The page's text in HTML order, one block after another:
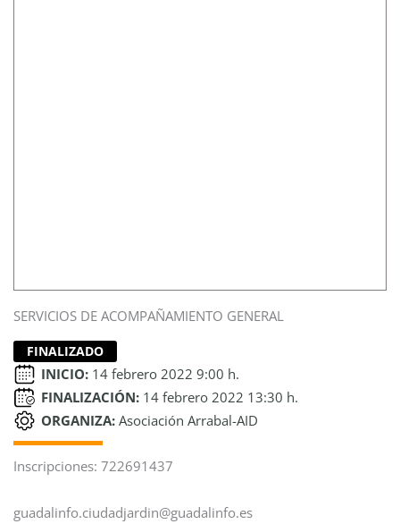
SERVICIOS DE ACOMPAÑAMIENTO GENERAL
FINALIZADO
INICIO: 14 febrero 2022 9:00 h.
FINALIZACIÓN: 14 febrero 2022 13:30 h.
ORGANIZA: Asociación Arrabal-AID
Inscripciones: 722691437
guadalinfo.ciudadjardin@guadalinfo.es